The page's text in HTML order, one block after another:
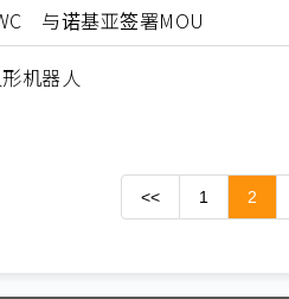
与诺基亚签署MOU
机器人
<< 1 2